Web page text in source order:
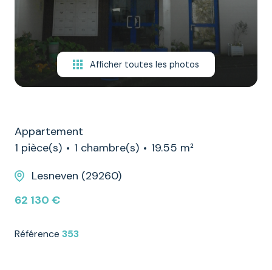
Afficher toutes les photos
Appartement
1 pièce(s)
1 chambre(s)
19.55 m²
Lesneven (29260)
62 130 €
Référence 353